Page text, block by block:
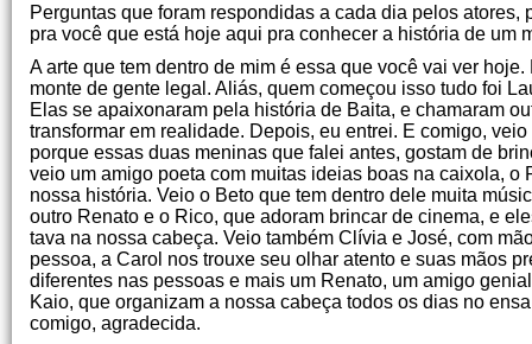
Perguntas que foram respondidas a cada dia pelos
pra você que está hoje aqui pra conhecer a história de um
A arte que tem dentro de mim é essa que você vai ver
monte de gente legal. Aliás, quem começou isso tudo foi
Elas se apaixonaram pela história de Baita, e chamaram
transformar em realidade. Depois, eu entrei. E comigo,
porque essas duas meninas que falei antes, gostam de
veio um amigo poeta com muitas ideias boas na caixola,
nossa história. Veio o Beto que tem dentro dele muita
outro Renato e o Rico, que adoram brincar de cinema, e
tava na nossa cabeça. Veio também Clívia e José, com
pessoa, a Carol nos trouxe seu olhar atento e suas mãos
diferentes nas pessoas e mais um Renato, um amigo
Kaio, que organizam a nossa cabeça todos os dias no
comigo, agradecida.